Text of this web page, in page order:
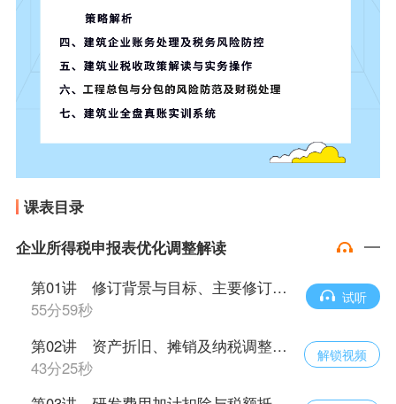
课表目录
企业所得税申报表优化调整解读
第01讲 修订背景与目标、主要修订内容概览
55分59秒
试听
第02讲 资产折旧、摊销及纳税调整明细表解读
43分25秒
解锁视频